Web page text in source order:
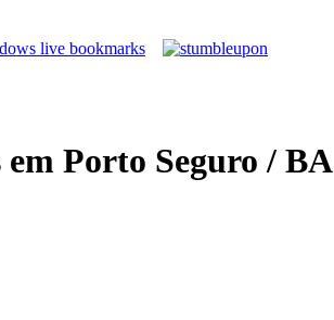
em Porto Seguro / BA